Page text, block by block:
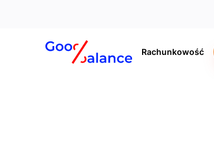
Rachunkowość